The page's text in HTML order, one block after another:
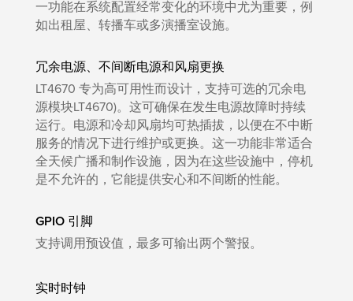
一功能在系统配置经常变化的环境中尤为重要，例
如出租屋、转播车或多演播室设施。
冗余电源、不间断电源和风扇更换
LT4670 专为高可用性而设计，支持可选的冗余电
源模块LT4670)。这可确保在发生电源故障时持续
运行。电源和冷却风扇均可热插拔，以便在不中断
服务的情况下进行维护或更换。这一功能非常适合
全天候广播和制作设施，因为在这些设施中，停机
是不允许的，它能提供安心和不间断的性能。
GPIO 引脚
支持调用预设值，最多可输出两个警报。
实时时钟